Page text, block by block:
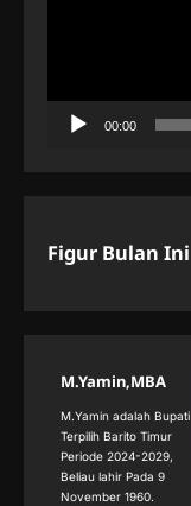
00:00
Figur Bulan Ini
M.Yamin,MBA
M.Yamin adalah Bupati
Terpilih Barito Timur
Periode 2024-2029,
Beliau lahir Pada 9
November 1960.